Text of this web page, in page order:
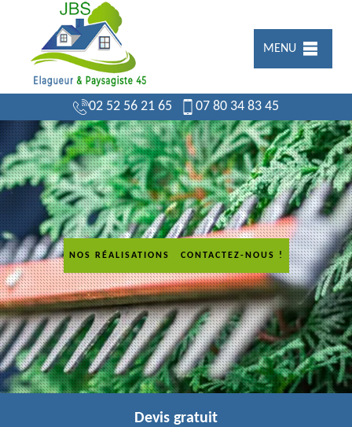
MENU
02 52 56 21 65 07 80 34 83 45
NOS RÉALISATIONS CONTACTEZ-NOUS !
Devis gratuit